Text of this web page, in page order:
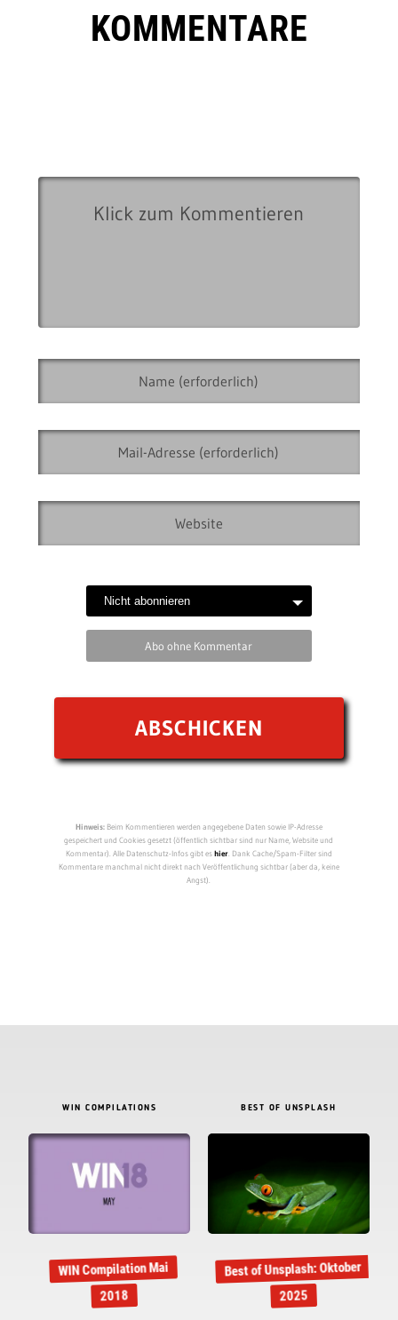
KOMMENTARE
Abo ohne Kommentar
Hinweis:Beim Kommentieren werden angegebene Daten sowie IP-Adresse
gespeichert und Cookies gesetzt (öffentlich sichtbar sind nur Name, Website und
Kommentar). Alle Datenschutz-Infos gibt eshier. Dank Cache/Spam-Filter sind
Kommentare manchmal nicht direkt nach Veröffentlichung sichtbar (aber da, keine
Angst).
WIN COMPILATIONS
WIN Compilation Mai
2018
BEST OF UNSPLASH
Best of Unsplash: Oktober
2025